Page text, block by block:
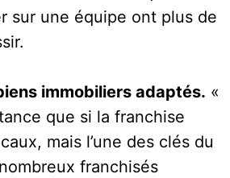
sur une équipe ont plus de
immobiliers adaptés. «
que si la franchise
mais l’une des clés du
franchisés